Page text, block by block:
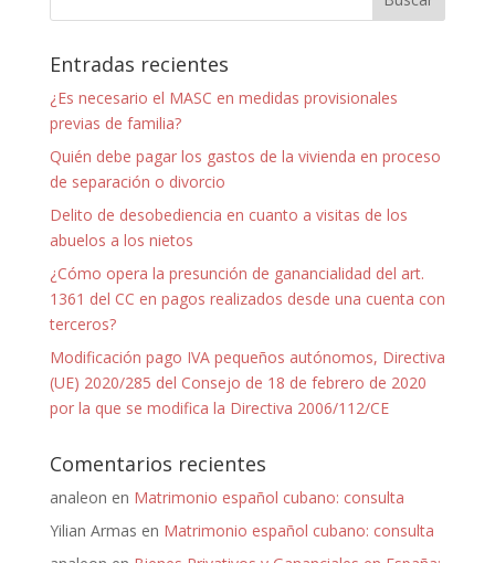
Entradas recientes
¿Es necesario el MASC en medidas provisionales
previas de familia?
Quién debe pagar los gastos de la vivienda en proceso
de separación o divorcio
Delito de desobediencia en cuanto a visitas de los
abuelos a los nietos
¿Cómo opera la presunción de ganancialidad del art.
1361 del CC en pagos realizados desde una cuenta con
terceros?
Modificación pago IVA pequeños autónomos, Directiva
(UE) 2020/285 del Consejo de 18 de febrero de 2020
por la que se modifica la Directiva 2006/112/CE
Comentarios recientes
analeon en Matrimonio español cubano: consulta
Yilian Armas en Matrimonio español cubano: consulta